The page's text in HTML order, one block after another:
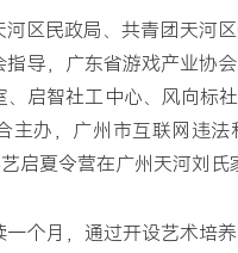
区民政局、共青团天河
指导，广东省游戏产业协
、启智社工中心、风向标
主办，广州市互联网违
启夏令营在广州天河刘氏
个月，通过开设艺术培